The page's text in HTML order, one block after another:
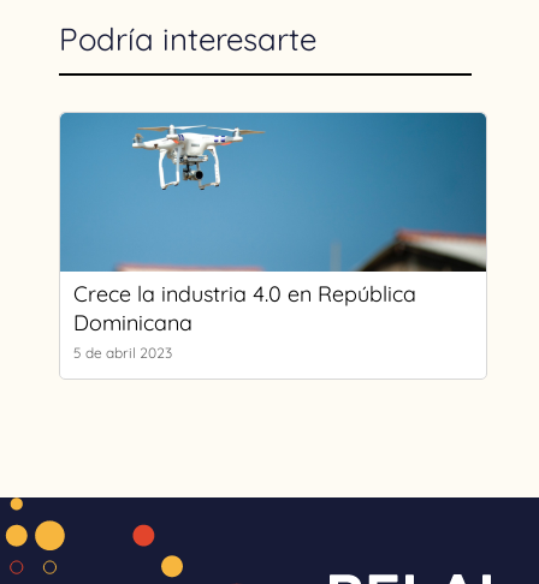
Podría interesarte
Crece la industria 4.0 en República
Dominicana
5 de abril 2023